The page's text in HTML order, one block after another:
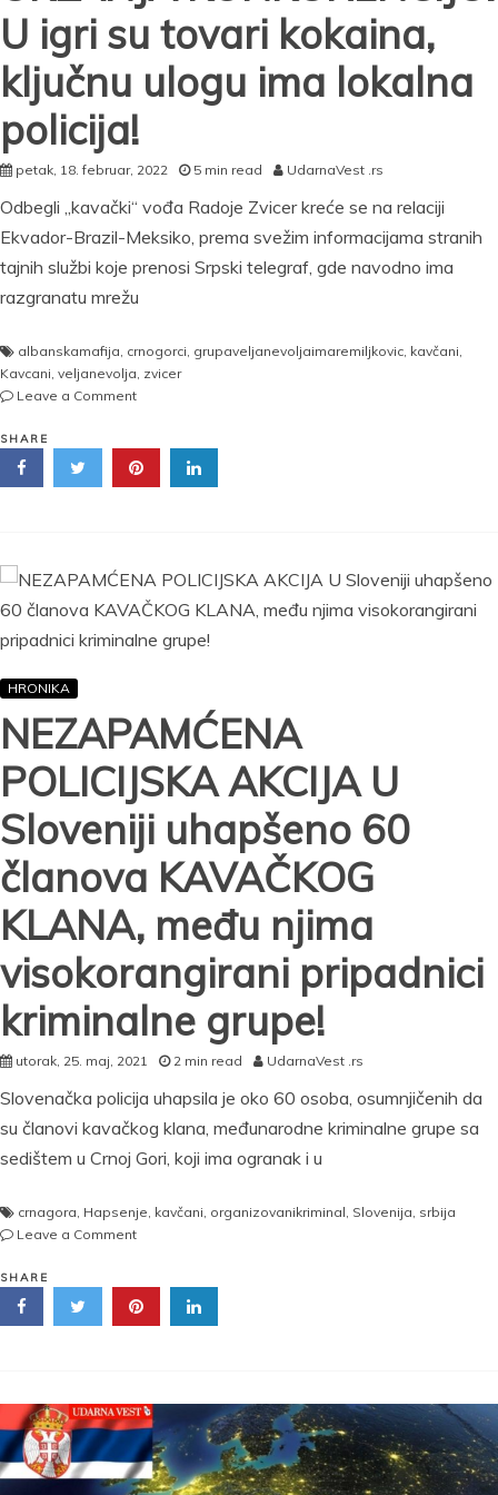
U igri su tovari kokaina,
ključnu ulogu ima lokalna
policija!
petak, 18. februar, 2022 5 min read UdarnaVest .rs
Odbegli „kavački“ vođa Radoje Zvicer kreće se na relaciji
Ekvador-Brazil-Meksiko, prema svežim informacijama stranih
tajnih službi koje prenosi Srpski telegraf, gde navodno ima
razgranatu mrežu
albanskamafija, crnogorci, grupaveljanevoljaimaremiljkovic, kavčani,
Kavcani, veljanevolja, zvicer
Leave a Commenton
ZVICER
UKLANJA
su
kokaina,
ključnu
policija!
SHARE
HRONIKA
NEZAPAMĆENA
POLICIJSKA AKCIJA U
Sloveniji uhapšeno 60
članova KAVAČKOG
KLANA, među njima
visokorangirani pripadnici
kriminalne grupe!
utorak, 25. maj, 2021 2 min read UdarnaVest .rs
Slovenačka policija uhapsila je oko 60 osoba, osumnjičenih da
su članovi kavačkog klana, međunarodne kriminalne grupe sa
sedištem u Crnoj Gori, koji ima ogranak i u
crnagora, Hapsenje, kavčani, organizovanikriminal, Slovenija, srbija
Leave a Commenton
AKCIJA
U
članova
KAVAČKOG
KLANA,
među
SHARE